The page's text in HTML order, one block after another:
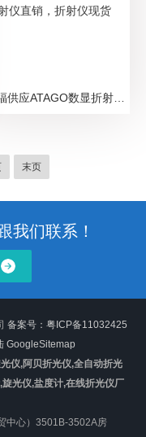
末页
我们联系！
备案号：粤ICP备11032425
GoogleSitemap
仪,阿贝折光仪,全自动折光
光仪,盐度计,在线折光仪厂
中心）3501B-3502A房